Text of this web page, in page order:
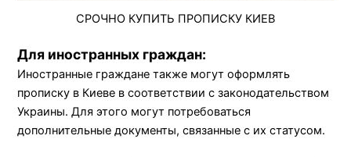
СРОЧНО КУПИТЬ ПРОПИСКУ КИЕВ
Для иностранных граждан:
Иностранные граждане также могут оформлять
прописку в Киеве в соответствии с законодательством
Украины. Для этого могут потребоваться
дополнительные документы, связанные с их статусом.